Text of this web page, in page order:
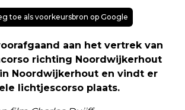
toe als voorkeursbron op Google
aan het vertrek van
richting Noordwijkerhout
Noordwijkerhout en vindt er
lichtjescorso plaats.